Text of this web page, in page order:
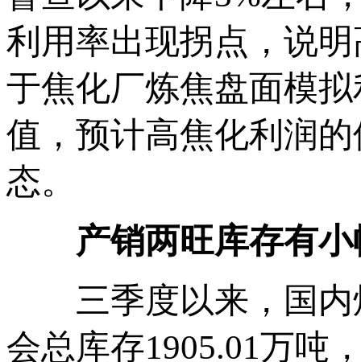
利用率出现拐点，说
于焦化厂炼焦盘面模
值，预计高焦化利润
态。
产销两旺库存有
三季度以来，国内
会总库存1905.01万吨